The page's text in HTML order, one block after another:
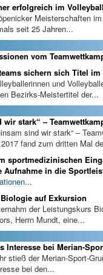
erfolgreich im Volleyball
Meisterschaften
seit 25 Jahren...
vom
sichern sich Titel im
und
Bezirks-Meistertitel der...
wir stark“ –
sind wir stark“ –
fand zum dritten Mal
sportmedizinischen
Aufnahme in die
...
auf Exkursion
der Leistungskurs
Herrn Mundt, eine...
Interesse bei Merian-
stieß der Merian-Sport-
bei den...